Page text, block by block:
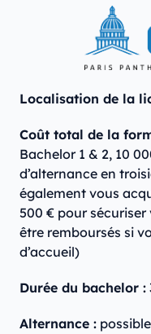
Localisation de la
Coût total de la
Bachelor 1 & 2, 10
d’alternance en
également vous
500 € pour
être remboursés si
d’accueil)
Durée du bachelor :
Alternance :